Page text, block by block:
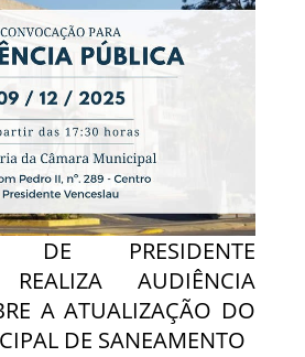
DE PRESIDENTE
REALIZA AUDIÊNCIA
A ATUALIZAÇÃO DO
DE SANEAMENTO